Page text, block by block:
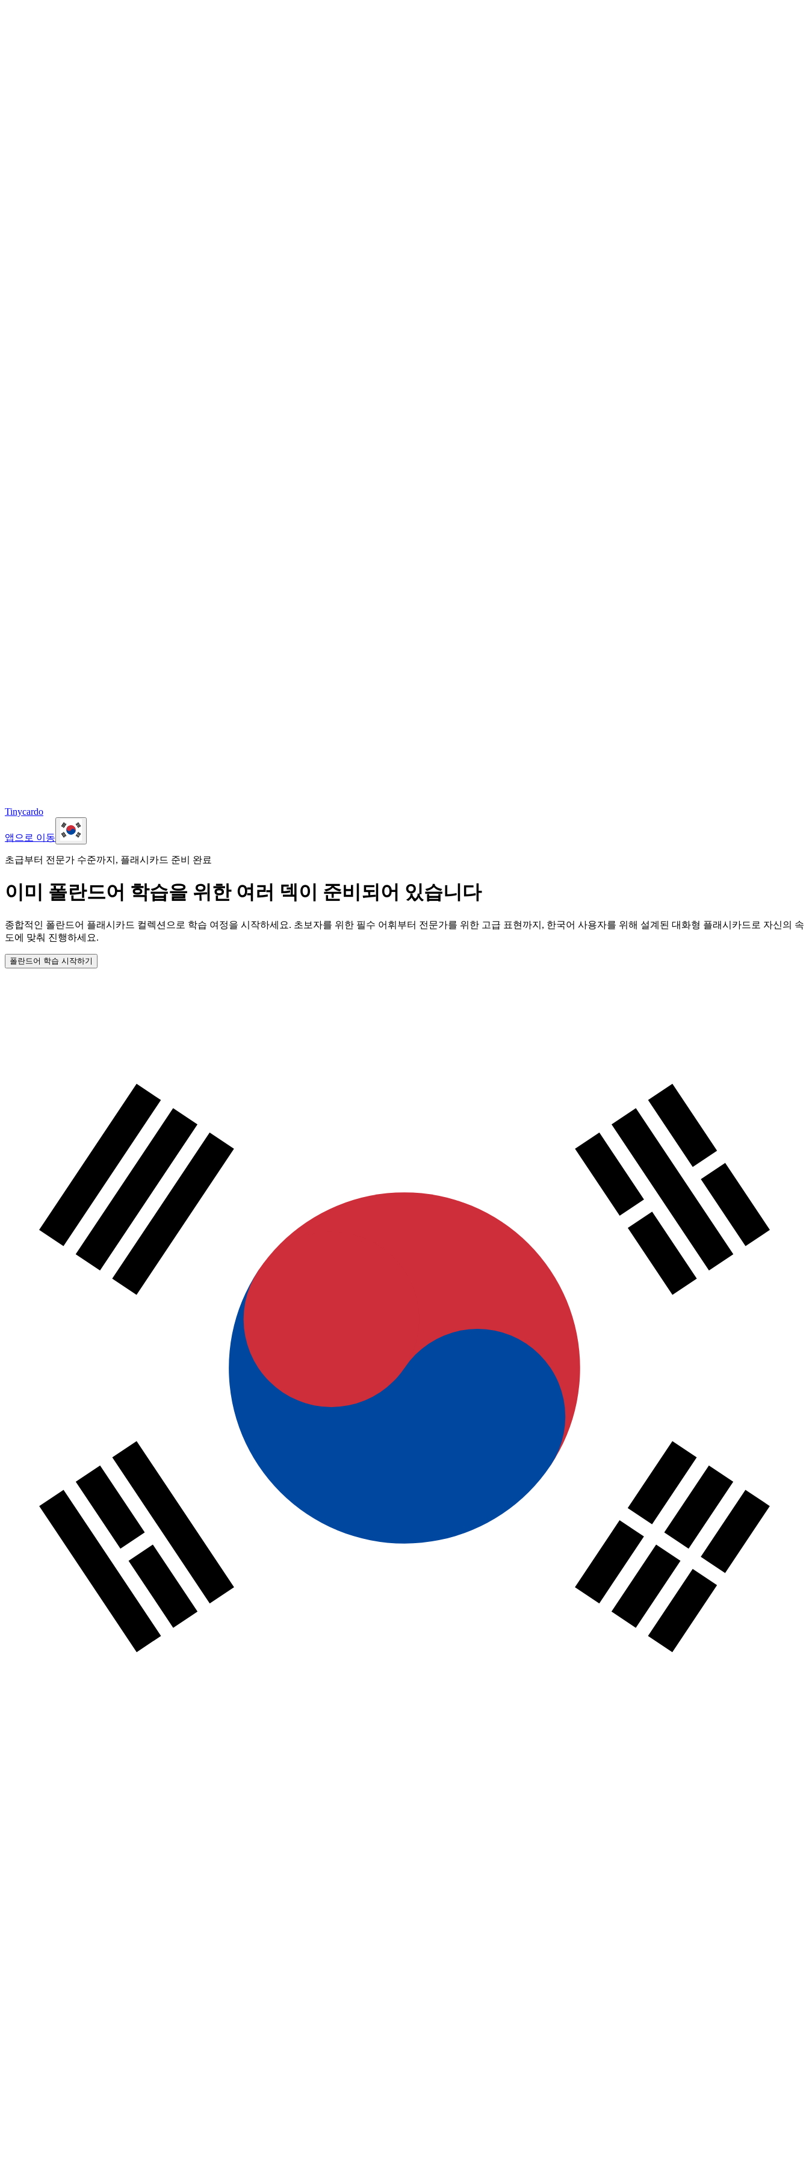
Tinycardo
앱으로 이동
초급부터 전문가 수준까지, 플래시카드 준비 완료
이미 폴란드어 학습을 위한 여러 덱이 준비되어 있습니다
종합적인 폴란드어 플래시카드 컬렉션으로 학습 여정을 시작하세요. 초보자를 위한 필수 어휘부터 전문가를 위한 고급 표현까지, 한국어 사용자를 위해 설계된 대화형 플래시카드로 자신의 속
도에 맞춰 진행하세요.
폴란드어 학습 시작하기